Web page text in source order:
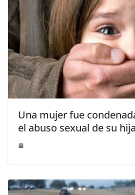
Una mujer fue
el abuso sexual de su hija